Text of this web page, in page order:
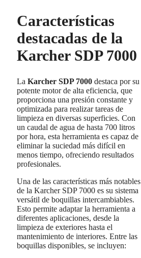
Características
destacadas de la
Karcher SDP 7000
La Karcher SDP 7000 destaca por su
potente motor de alta eficiencia, que
proporciona una presión constante y
optimizada para realizar tareas de
limpieza en diversas superficies. Con
un caudal de agua de hasta 700 litros
por hora, esta herramienta es capaz de
eliminar la suciedad más difícil en
menos tiempo, ofreciendo resultados
profesionales.
Una de las características más notables
de la Karcher SDP 7000 es su sistema
versátil de boquillas intercambiables.
Esto permite adaptar la herramienta a
diferentes aplicaciones, desde la
limpieza de exteriores hasta el
mantenimiento de interiores. Entre las
boquillas disponibles, se incluyen: